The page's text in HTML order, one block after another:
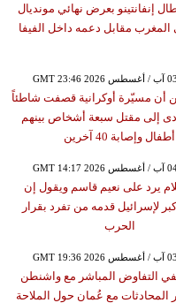
إنفانتينو بعرض نهائي مونديال
أن مسيّرة أوكرانية قصفت شاطئاً
إلى مقتل سبعة أشخاص بينهم
أطفال وإصابة 40 آخرين
يرد على نعيم قاسم ويقول إن
لإسرائيل قدمه من تفرد بقرار
الحرب
التفاوض المباشر مع واشنطن
المحادثات مع عُمان حول الملاحة